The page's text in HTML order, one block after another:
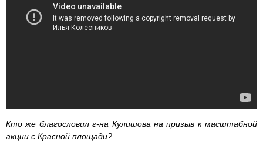
Кто же благословил г-на Кулишова на призыв к масштабной
акции с Красной площади?